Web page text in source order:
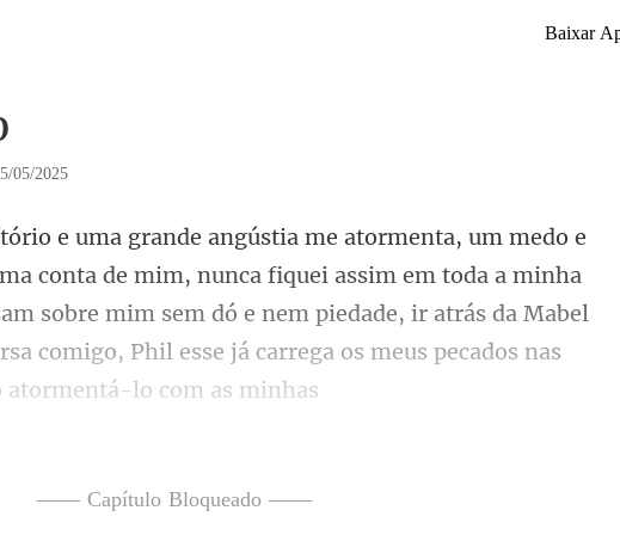
Baixar
05/2025
nca fiquei assim em toda a minha
sobre mim sem dó e nem piedade, ir atrás da Mabel
—— Capítulo Bloqueado ——